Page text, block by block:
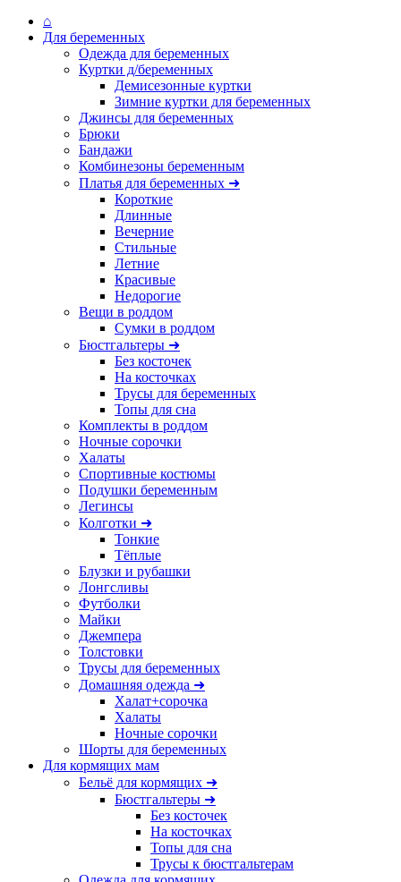
⌂
Для беременных
Одежда для беременных
Куртки д/беременных
Демисезонные куртки
Зимние куртки для беременных
Джинсы для беременных
Брюки
Бандажи
Комбинезоны беременным
Платья для беременных ➜
Короткие
Длинные
Вечерние
Стильные
Летние
Красивые
Недорогие
Вещи в роддом
Сумки в роддом
Бюстгальтеры ➜
Без косточек
На косточках
Трусы для беременных
Топы для сна
Комплекты в роддом
Ночные сорочки
Халаты
Спортивные костюмы
Подушки беременным
Легинсы
Колготки ➜
Тонкие
Тёплые
Блузки и рубашки
Лонгсливы
Футболки
Майки
Джемпера
Толстовки
Трусы для беременных
Домашняя одежда ➜
Халат+сорочка
Халаты
Ночные сорочки
Шорты для беременных
Для кормящих мам
Бельё для кормящих ➜
Бюстгальтеры ➜
Без косточек
На косточках
Топы для сна
Трусы к бюстгальтерам